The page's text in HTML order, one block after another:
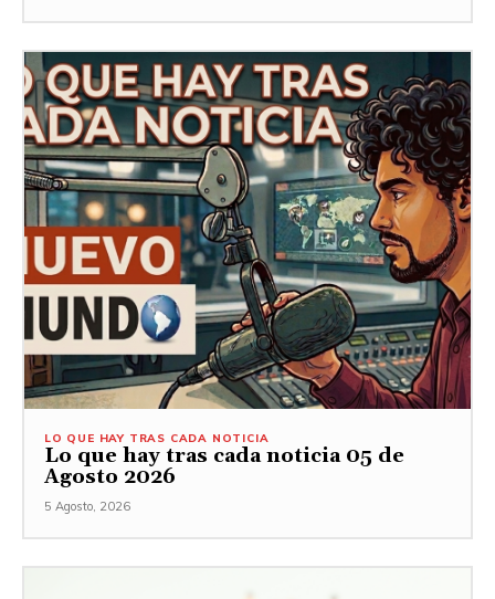
LO QUE HAY TRAS CADA NOTICIA
Lo que hay tras cada noticia 05 de
Agosto 2026
5 Agosto, 2026